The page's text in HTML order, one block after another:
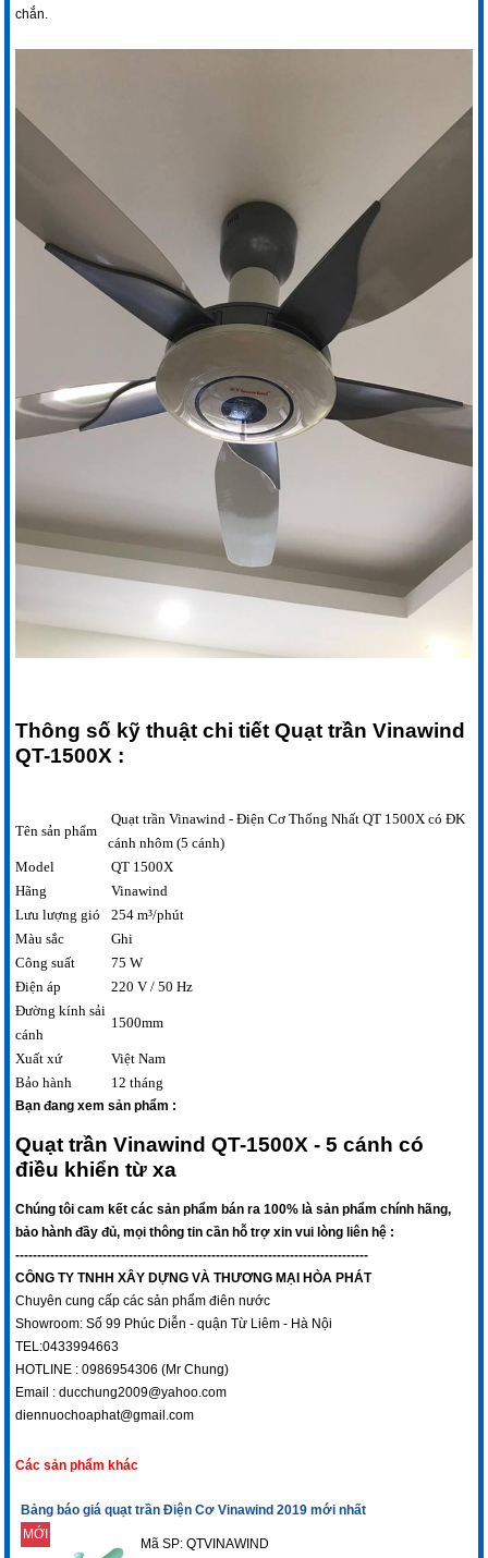
chắn.
Thông số kỹ thuật chi tiếtQuạt trần Vinawind
QT-1500X :
Tên sản phẩm
Quạt trần Vinawind - Điện Cơ Thống Nhất QT 1500X có ĐK
cánh nhôm (5 cánh)
Model
QT 1500X
Hãng
Vinawind
Lưu lượng gió
254 m³/phút
Màu sắc
Ghi
Công suất
75 W
Điện áp
220 V / 50 Hz
Đường kính sải
cánh
1500mm
Xuất xứ
Việt Nam
Bảo hành
12 tháng
Bạn đang xem sản phẩm :
Quạt trần Vinawind QT-1500X - 5 cánh có
điều khiển từ xa
Chúng tôi cam kết các sản phẩm bán ra 100% là sản phẩm chính hãng,
bảo hành đầy đủ, mọi thông tin cần hỗ trợ xin vui lòng liên hệ :
---------------------------------------------------------------------------------
CÔNG TY TNHH XÂY DỰNG VÀ THƯƠNG MẠI HÒA PHÁT
Chuyên cung cấp các sản phẩm điên nước
Showroom: Số 99 Phúc Diễn - quận Từ Liêm - Hà Nội
TEL:0433994663
HOTLINE : 0986954306 (Mr Chung)
Email : ducchung2009@yahoo.com
diennuochoaphat@gmail.com
Các sản phẩm khác
Bảng báo giá quạt trần Điện Cơ Vinawind 2019 mới nhất
MỚI
Mã SP: QTVINAWIND